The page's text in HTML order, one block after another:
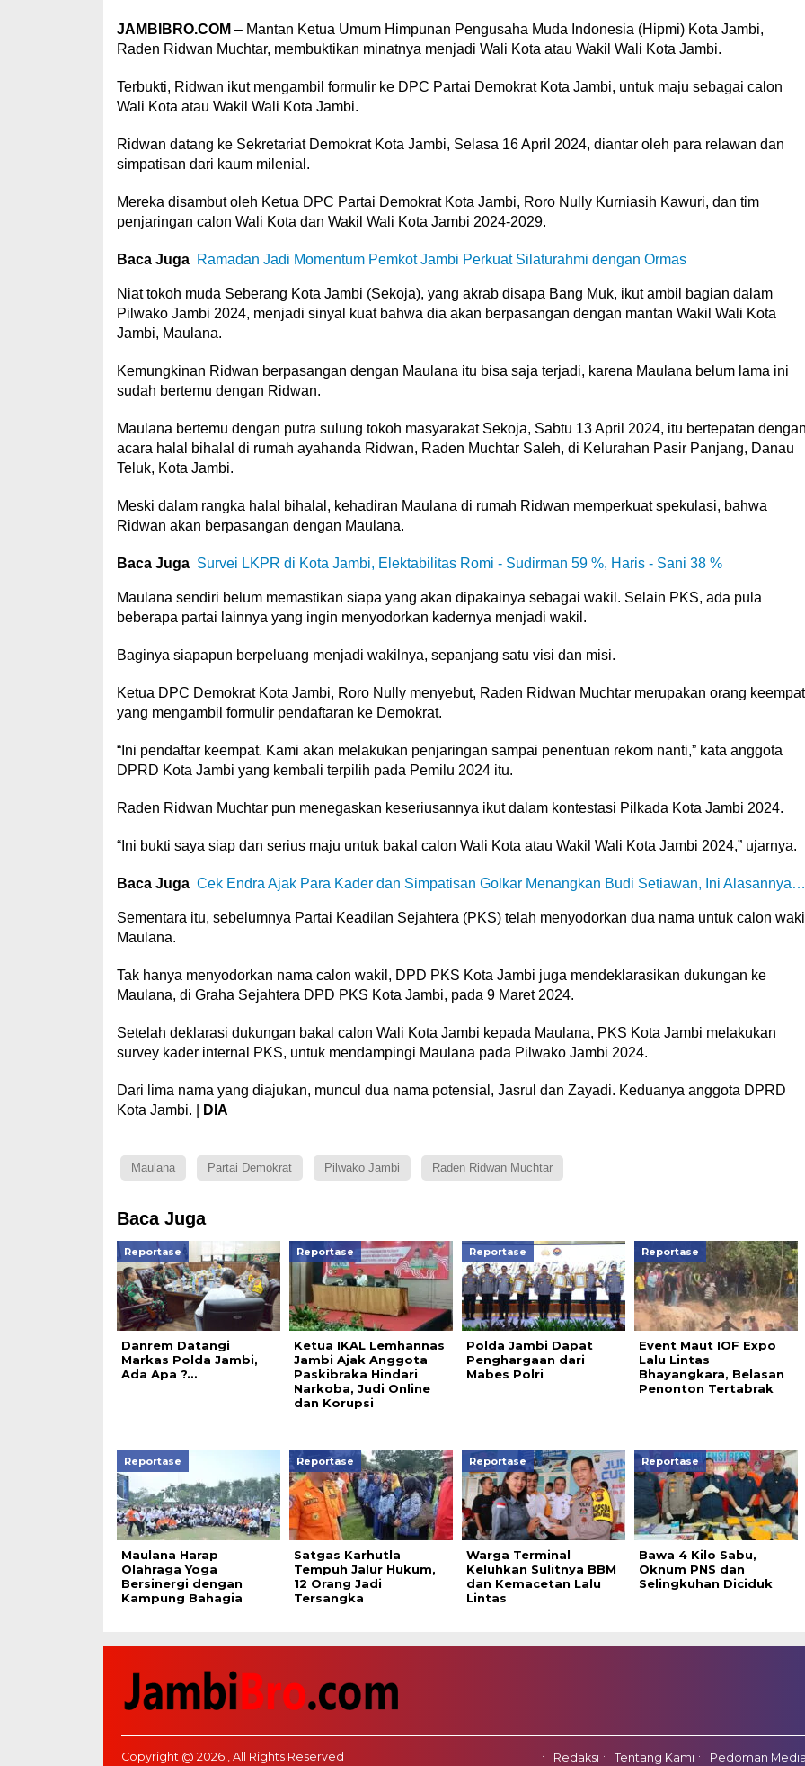
JAMBIBRO.COM – Mantan Ketua Umum Himpunan Pengusaha Muda Indonesia (Hipmi) Kota Jambi,
Raden Ridwan Muchtar, membuktikan minatnya menjadi Wali Kota atau Wakil Wali Kota Jambi.
Terbukti, Ridwan ikut mengambil formulir ke DPC Partai Demokrat Kota Jambi, untuk maju sebagai calon
Wali Kota atau Wakil Wali Kota Jambi.
Ridwan datang ke Sekretariat Demokrat Kota Jambi, Selasa 16 April 2024, diantar oleh para relawan dan
simpatisan dari kaum milenial.
Mereka disambut oleh Ketua DPC Partai Demokrat Kota Jambi, Roro Nully Kurniasih Kawuri, dan tim
penjaringan calon Wali Kota dan Wakil Wali Kota Jambi 2024-2029.
Baca Juga Ramadan Jadi Momentum Pemkot Jambi Perkuat Silaturahmi dengan Ormas
Niat tokoh muda Seberang Kota Jambi (Sekoja), yang akrab disapa Bang Muk, ikut ambil bagian dalam
Pilwako Jambi 2024, menjadi sinyal kuat bahwa dia akan berpasangan dengan mantan Wakil Wali Kota
Jambi, Maulana.
Kemungkinan Ridwan berpasangan dengan Maulana itu bisa saja terjadi, karena Maulana belum lama ini
sudah bertemu dengan Ridwan.
Maulana bertemu dengan putra sulung tokoh masyarakat Sekoja, Sabtu 13 April 2024, itu bertepatan
acara halal bihalal di rumah ayahanda Ridwan, Raden Muchtar Saleh, di Kelurahan Pasir Panjang, Danau
Teluk, Kota Jambi.
Meski dalam rangka halal bihalal, kehadiran Maulana di rumah Ridwan memperkuat spekulasi, bahwa
Ridwan akan berpasangan dengan Maulana.
Baca Juga Survei LKPR di Kota Jambi, Elektabilitas Romi - Sudirman 59 %, Haris - Sani 38 %
Maulana sendiri belum memastikan siapa yang akan dipakainya sebagai wakil. Selain PKS, ada pula
beberapa partai lainnya yang ingin menyodorkan kadernya menjadi wakil.
Baginya siapapun berpeluang menjadi wakilnya, sepanjang satu visi dan misi.
Ketua DPC Demokrat Kota Jambi, Roro Nully menyebut, Raden Ridwan Muchtar merupakan orang keempat
yang mengambil formulir pendaftaran ke Demokrat.
“Ini pendaftar keempat. Kami akan melakukan penjaringan sampai penentuan rekom nanti,” kata anggota
DPRD Kota Jambi yang kembali terpilih pada Pemilu 2024 itu.
Raden Ridwan Muchtar pun menegaskan keseriusannya ikut dalam kontestasi Pilkada Kota Jambi 2024.
“Ini bukti saya siap dan serius maju untuk bakal calon Wali Kota atau Wakil Wali Kota Jambi 2024,” ujarnya.
Baca Juga Cek Endra Ajak Para Kader dan Simpatisan Golkar Menangkan Budi Setiawan, Ini Alasannya…
Sementara itu, sebelumnya Partai Keadilan Sejahtera (PKS) telah menyodorkan dua nama untuk calon
Maulana.
Tak hanya menyodorkan nama calon wakil, DPD PKS Kota Jambi juga mendeklarasikan dukungan ke
Maulana, di Graha Sejahtera DPD PKS Kota Jambi, pada 9 Maret 2024.
Setelah deklarasi dukungan bakal calon Wali Kota Jambi kepada Maulana, PKS Kota Jambi melakukan
survey kader internal PKS, untuk mendampingi Maulana pada Pilwako Jambi 2024.
Dari lima nama yang diajukan, muncul dua nama potensial, Jasrul dan Zayadi. Keduanya anggota DPRD
Kota Jambi. |
DIA
Maulana Partai Demokrat Pilwako Jambi Raden Ridwan Muchtar
Baca Juga
Reportase
Danrem Datangi
Markas Polda Jambi,
Ada Apa ?…
Reportase
Ketua IKAL Lemhannas
Jambi Ajak Anggota
Paskibraka Hindari
Narkoba, Judi Online
dan Korupsi
Reportase
Polda Jambi Dapat
Penghargaan dari
Mabes Polri
Reportase
Event Maut IOF Expo
Lalu Lintas
Bhayangkara, Belasan
Penonton Tertabrak
Reportase
Maulana Harap
Olahraga Yoga
Bersinergi dengan
Kampung Bahagia
Reportase
Satgas Karhutla
Tempuh Jalur Hukum,
12 Orang Jadi
Tersangka
Reportase
Warga Terminal
Keluhkan Sulitnya BBM
dan Kemacetan Lalu
Lintas
Reportase
Bawa 4 Kilo Sabu,
Oknum PNS dan
Selingkuhan Diciduk
Copyright @ 2026 , All Rights Reserved Redaksi Tentang Kami Pedoman